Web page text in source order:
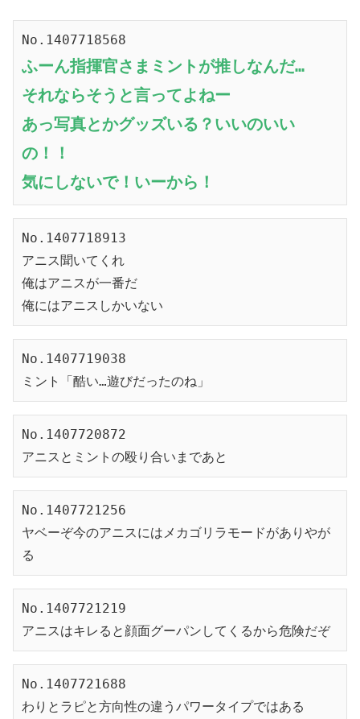
No.1407718568
ふーん指揮官さまミントが推しなんだ…
それならそうと言ってよねー
あっ写真とかグッズいる？いいのいい
の！！
気にしないで！いーから！
No.1407718913
アニス聞いてくれ
俺はアニスが一番だ
俺にはアニスしかいない
No.1407719038
ミント「酷い…遊びだったのね」
No.1407720872
アニスとミントの殴り合いまであと
No.1407721256
ヤベーぞ今のアニスにはメカゴリラモードがありやが
る
No.1407721219
アニスはキレると顔面グーパンしてくるから危険だぞ
No.1407721688
わりとラピと方向性の違うパワータイプではある